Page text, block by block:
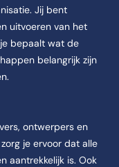
Jij bent
uitvoeren van het
bepaalt wat de
belangrijk zijn
ontwerpers en
je ervoor dat alle
aantrekkelijk is. Ook